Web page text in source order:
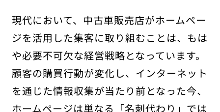
現代において、中古車販売店がホームペー
ジを活用した集客に取り組むことは、もは
や必要不可欠な経営戦略となっています。
顧客の購買行動が変化し、インターネット
を通じた情報収集が当たり前となった今、
ホームページは単なる「名刺代わり」では